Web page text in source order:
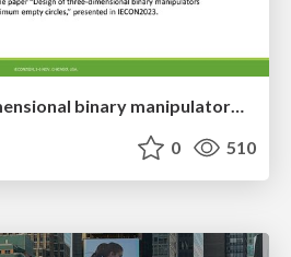
0 510